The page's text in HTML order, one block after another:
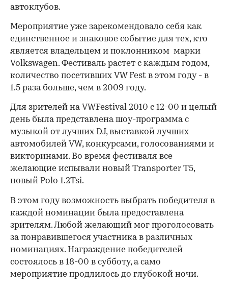
автоклубов.
Мероприятие уже зарекомендовало себя как
единственное и знаковое событие для тех, кто
является владельцем и поклонником марки
Volkswagen. Фестиваль растет с каждым годом,
количество посетивших VW Fest в этом году - в
1.5 раза больше, чем в 2009 году.
Для зрителей на VWFestival 2010 с 12-00 и целый
день была представлена шоу-программа с
музыкой от лучших DJ, выставкой лучших
автомобилей VW, конкурсами, голосованиями и
викторинами. Во время фестиваля все
желающие испывали новый Transporter T5,
новый Polo 1.2Tsi.
В этом году возможность выбрать победителя в
каждой номинации была предоставлена
зрителям. Любой желающий мог проголосовать
за понравившегося участника в различных
номинациях. Награждение победителей
состоялось в 18-00 в субботу, а само
мероприятие продлилось до глубокой ночи.